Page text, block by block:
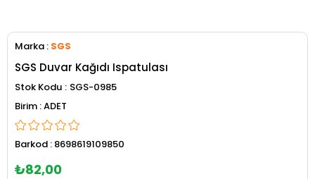
Marka : SGS
SGS Duvar Kağıdı Ispatulası
Stok Kodu
SGS-0985
ADET
Barkod : 8698619109850
₺82,00